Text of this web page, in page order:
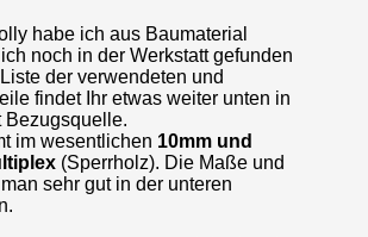
habe ich aus Baumaterial
noch in der Werkstatt gefunden
der verwendeten und
findet Ihr etwas weiter unten in
Bezugsquelle.
im wesentlichen 10mm und
(Sperrholz). Die Maße und
sehr gut in der unteren